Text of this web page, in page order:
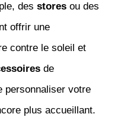
des storesou des
offrir une
contre le soleil et
de
personnaliser votre
plus accueillant.